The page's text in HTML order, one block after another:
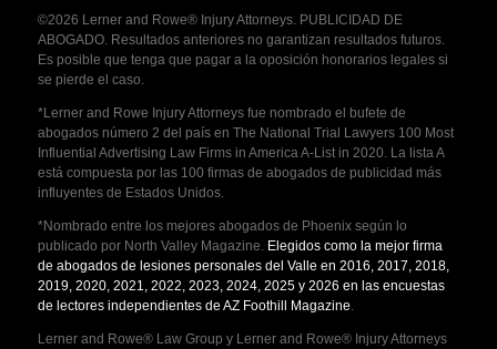
©2026 Lerner and Rowe® Injury Attorneys. PUBLICIDAD DE
ABOGADO. Resultados anteriores no garantizan resultados futuros.
Es posible que tenga que pagar a la oposición honorarios legales si
se pierde el caso.
*Lerner and Rowe Injury Attorneys fue nombrado el bufete de
abogados número 2 del país en The National Trial Lawyers 100 Most
Influential Advertising Law Firms in America A-List in 2020. La lista A
está compuesta por las 100 firmas de abogados de publicidad más
influyentes de Estados Unidos.
*Nombrado entre los mejores abogados de Phoenix según lo
publicado por North Valley Magazine. Elegidos como la mejor firma
de abogados de lesiones personales del Valle en 2016, 2017, 2018,
2019, 2020, 2021, 2022, 2023, 2024, 2025 y 2026 en las encuestas
de lectores independientes de AZ Foothill Magazine
Lerner and Rowe® Law Group y Lerner and Rowe® Injury Attorneys